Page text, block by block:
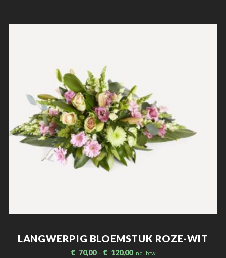
LANGWERPIG BLOEMSTUK ROZE-WIT
€ 70,00– € 120,00 incl. btw